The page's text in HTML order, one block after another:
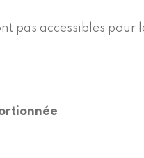
pas accessibles pour